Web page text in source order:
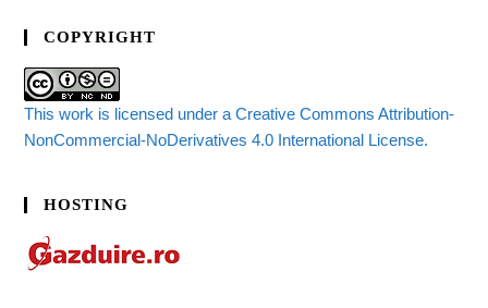
COPYRIGHT
This work is licensed under a Creative Commons Attribution-
NonCommercial-NoDerivatives 4.0 International License.
HOSTING